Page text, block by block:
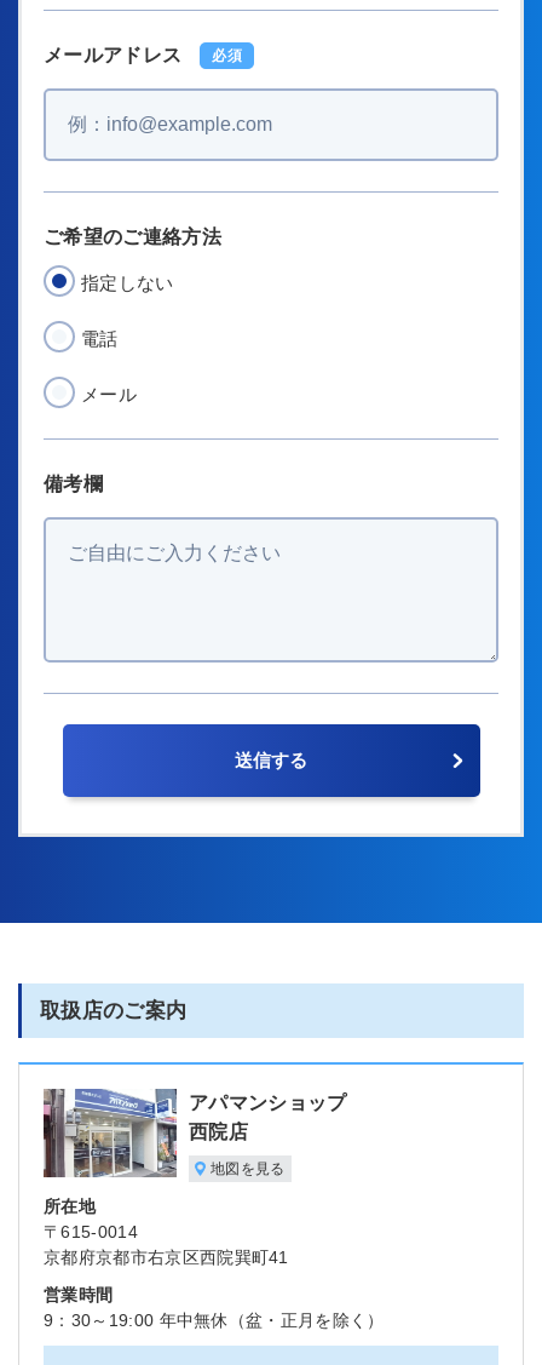
取扱店のご案内
アパマンショップ
西院店
地図を見る
所在地
〒615-0014
京都府京都市右京区西院巽町41
営業時間
9：30～19:00 年中無休（盆・正月を除く）